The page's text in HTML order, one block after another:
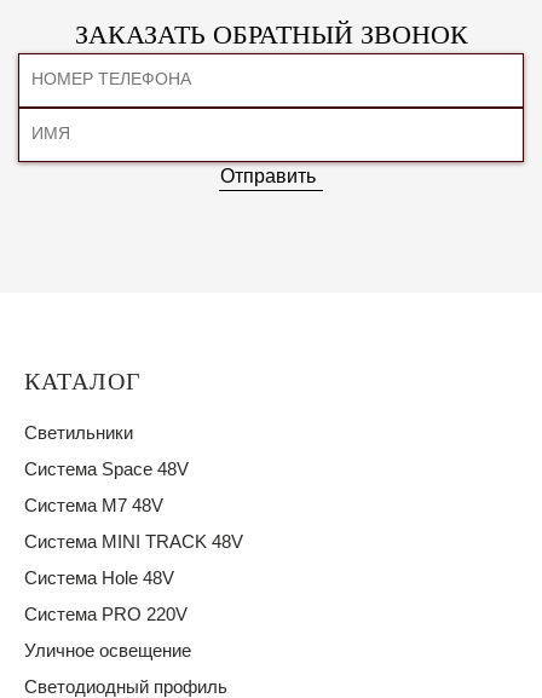
ЗАКАЗАТЬ ОБРАТНЫЙ ЗВОНОК
Отправить
КАТАЛОГ
Светильники
Система Space 48V
Система M7 48V
Система MINI TRACK 48V
Система Hole 48V
Система PRO 220V
Уличное освещение
Светодиодный профиль